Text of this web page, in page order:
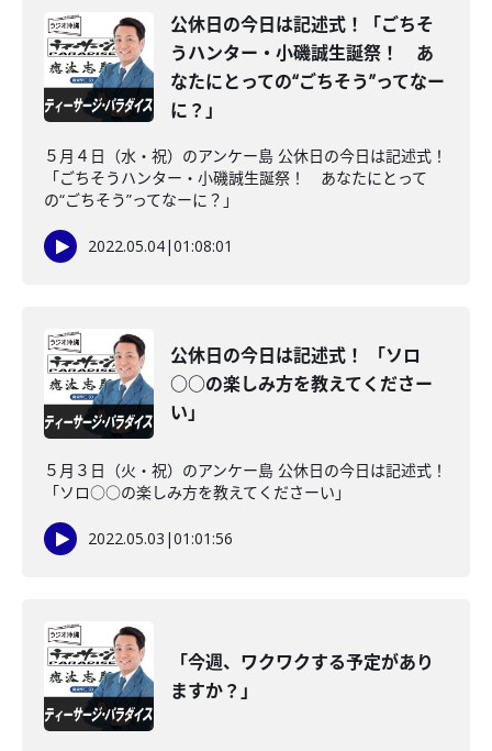
公休日の今日は記述式！「ごちそ
うハンター・小磯誠生誕祭！ あ
なたにとっての“ごちそう”ってなー
に？」
５月４日（水・祝）のアンケー島 公休日の今日は記述式！
「ごちそうハンター・小磯誠生誕祭！ あなたにとって
の“ごちそう”ってなーに？」
2022.05.04|01:08:01
公休日の今日は記述式！ 「ソロ
○○の楽しみ方を教えてくださー
い」
５月３日（火・祝）のアンケー島 公休日の今日は記述式！
「ソロ○○の楽しみ方を教えてくださーい」
2022.05.03 |01:01:56
「今週、ワクワクする予定があり
ますか？」